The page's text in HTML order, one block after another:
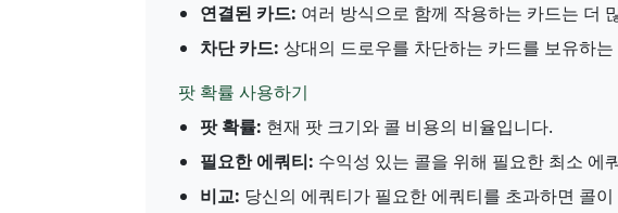
연결된 카드: 여러 방식으로 함께 작용하는 카드는 더
차단 카드: 상대의 드로우를 차단하는 카드를 보유하
팟 확률 사용하기
팟 확률: 현재 팟 크기와 콜 비용의 비율입니다.
필요한 에쿼티: 수익성 있는 콜을 위해 필요한 최소 에
비교: 당신의 에쿼티가 필요한 에쿼티를 초과하면 콜